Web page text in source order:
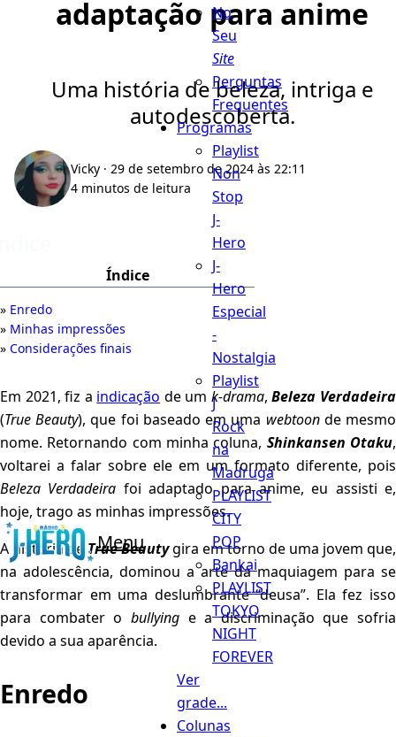
Menu
No
Seu
Site
Perguntas
Frequentes
Programas
Playlist
Non
Stop
J-
Hero
J-
Hero
Especial
-
Nostalgia
Playlist
J
Rock
na
Madruga
PLAYLIST
CITY
POP
Bankai
PLAYLIST
TOKYO
NIGHT
FOREVER
Ver
grade...
Colunas
adaptação para anime
Uma história de beleza, intriga e
autodescoberta.
Vicky · 29 de setembro de 2024 às 22:11
4 minutos de leitura
Índice
Enredo
Minhas impressões
Considerações finais
Em 2021, fiz a indicação de um k-drama,Beleza Verdadeira
(True Beauty), que foi baseado em uma webtoonde mesmo
nome. Retornando com minha coluna, Shinkansen Otaku,
voltarei a falar sobre ele em um formato diferente, pois
Beleza Verdadeira foi adaptado para anime, eu assisti e,
hoje, trago as minhas impressões.
A história deTrue Beautygira em torno de uma jovem que,
na adolescência, dominou a arte da maquiagem para se
transformar em uma deslumbrante “deusa”. Ela fez isso
para combater o bullyinge a discriminação que sofria
devido a sua aparência.
Enredo